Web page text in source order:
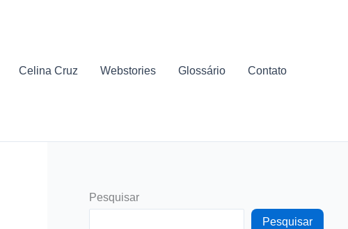
Celina Cruz Webstories Glossário Contato
Pesquisar
Pesquisar